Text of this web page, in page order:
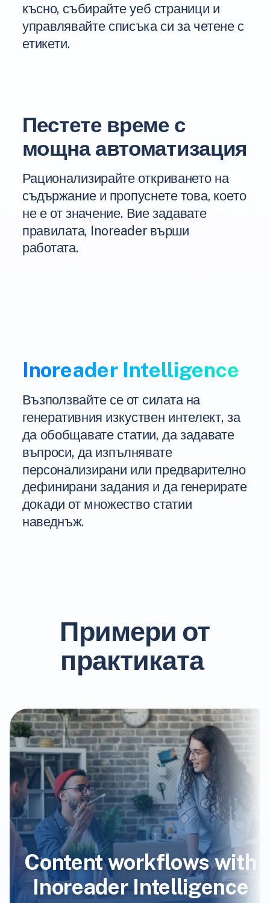
късно, събирайте уеб страници и
управлявайте списъка си за четене с
етикети.
Пестете време с
мощна автоматизация
Рационализирайте откриването на
съдържание и пропуснете това, което
не е от значение. Вие задавате
правилата, Inoreader върши
работата.
Inoreader Intelligence
Възползвайте се от силата на
генеративния изкуствен интелект, за
да обобщавате статии, да задавате
въпроси, да изпълнявате
персонализирани или предварително
дефинирани задания и да генерирате
докади от множество статии
наведнъж.
Примери от
практиката
Content workflows with
Inoreader Intelligence